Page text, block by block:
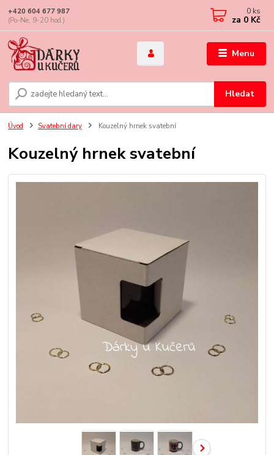
Menu
Hledat
+420 604 677 987
(Po-Ne, 9-20 hod.)
0 ks
za 0 Kč
Úvod Svatební dary Kouzelný hrnek svatební
Kouzelný hrnek svatební